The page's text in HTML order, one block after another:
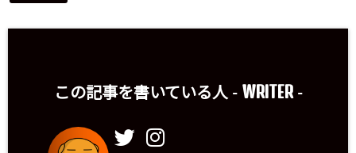
この記事を書いている人 - WRITER-